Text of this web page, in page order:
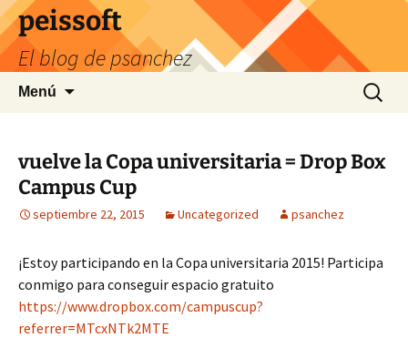
Saltar
al
contenido
peissoft
El blog de psanchez
Menú Buscar:
vuelve la Copa universitaria = Drop Box
Campus Cup
septiembre 22, 2015 Uncategorized psanchez
¡Estoy participando en la Copa universitaria 2015! Participa
conmigo para conseguir espacio gratuito
https://www.dropbox.com/campuscup?
referrer=MTcxNTk2MTE